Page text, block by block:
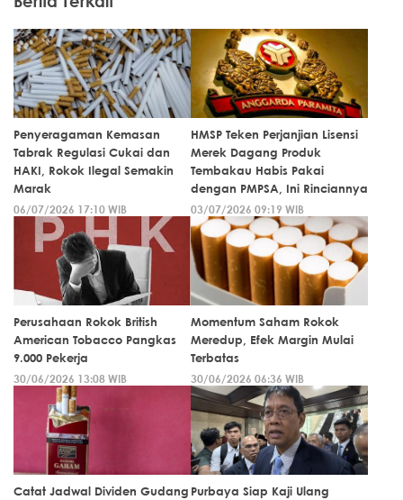
Penyeragaman Kemasan
Tabrak Regulasi Cukai dan
HAKI, Rokok Ilegal Semakin
Marak
06/07/2026 17:10 WIB
HMSP Teken Perjanjian Lisensi
Merek Dagang Produk
Tembakau Habis Pakai
dengan PMPSA, Ini Rinciannya
03/07/2026 09:19 WIB
Perusahaan Rokok British
American Tobacco Pangkas
9.000 Pekerja
30/06/2026 13:08 WIB
Momentum Saham Rokok
Meredup, Efek Margin Mulai
Terbatas
30/06/2026 06:36 WIB
Catat Jadwal Dividen Gudang Purbaya Siap Kaji Ulang